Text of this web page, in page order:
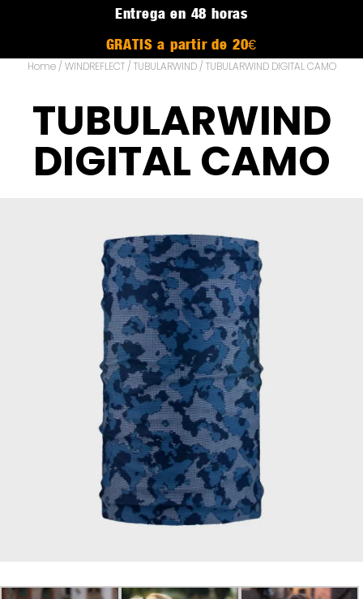
Entrega en 48 horas
GRATIS a partir de 20€
Home/ WINDREFLECT/ TUBULARWIND/ TUBULARWIND DIGITAL CAMO
TUBULARWIND
DIGITAL CAMO